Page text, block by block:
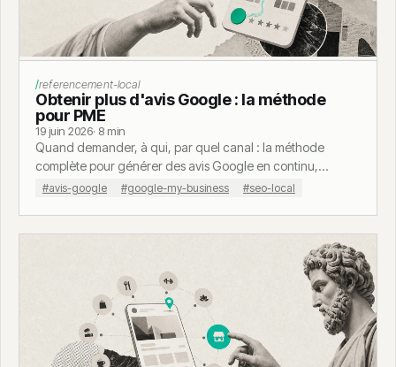
Calculateur coût site dormant
referencement-local
Obtenir plus d'avis Google : la méthode
pour PME
19 juin 2026· 8 min
Quand demander, à qui, par quel canal : la méthode
complète pour générer des avis Google en continu,
légalement, sans harceler tes clients.
#avis-google #google-my-business #seo-local